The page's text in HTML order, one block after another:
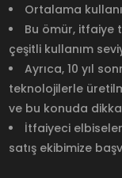
Ortalama
Bu ömür, itfaiye
çeşitli kullanım
Ayrıca, 10 yıl
teknolojilerle
ve bu konuda
İtfaiyeci
satış ekibimize